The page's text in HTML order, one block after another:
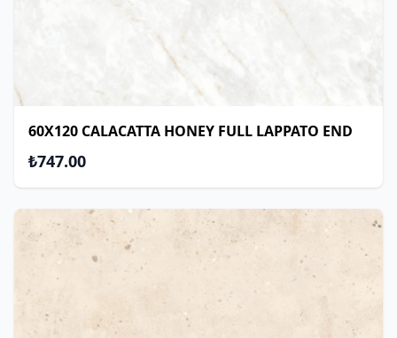
60X120 CALACATTA HONEY FULL LAPPATO END
₺747.00